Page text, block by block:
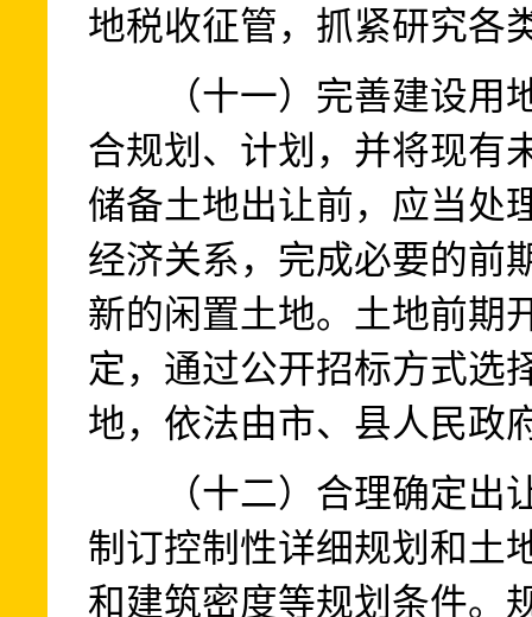
地税收征管，抓紧研究各
（十一）完善建设用地
合规划、计划，并将现有
储备土地出让前，应当处
经济关系，完成必要的前
新的闲置土地。土地前期
定，通过公开招标方式选
地，依法由市、县人民政
（十二）合理确定出让
制订控制性详细规划和土
和建筑密度等规划条件。